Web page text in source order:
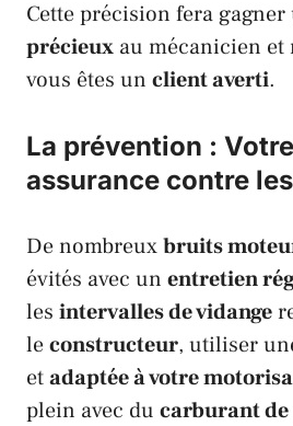
Cette précision fera gagner
précieux au mécanicien
vous êtes un client averti.
La prévention :
assurance contre
De nombreuxbruits
évités avec un entretien
les intervalles de vidange
leconstructeur, utiliser
etadaptée à votre
plein avec du carburant